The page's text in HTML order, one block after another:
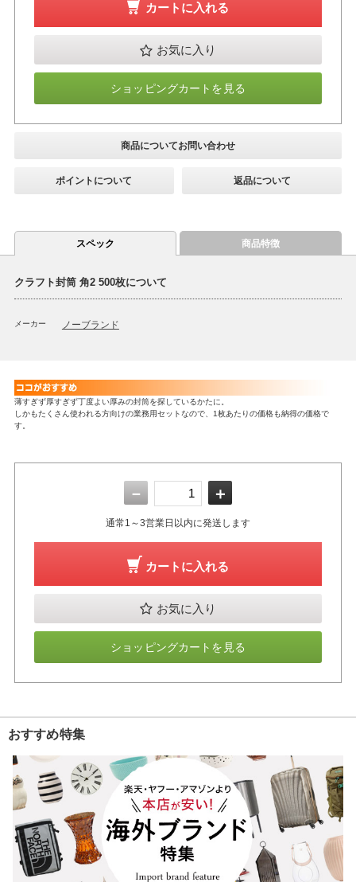
カートに入れる
お気に入り
ショッピングカートを見る
商品についてお問い合わせ
ポイントについて 返品について
スペック 商品特徴
クラフト封筒 角2 500枚について
メーカー ノーブランド
薄すぎず厚すぎず丁度よい厚みの封筒を探しているかたに。
しかもたくさん使われる方向けの業務用セットなので、1枚あたりの価格も納得の価格で
す。
－ ＋
通常1～3営業日以内に発送します
カートに入れる
お気に入り
ショッピングカートを見る
おすすめ特集